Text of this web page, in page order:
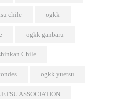
chile ogkk
ogkk ganbaru
Chile
ogkk yuetsu
ASSOCIATION